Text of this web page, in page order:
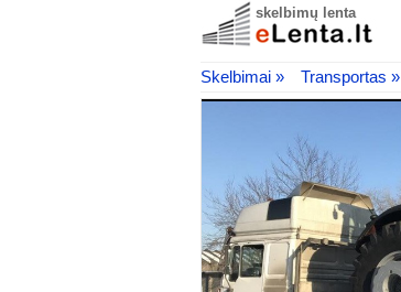
skelbimų lenta
Skelbimai » Transportas »